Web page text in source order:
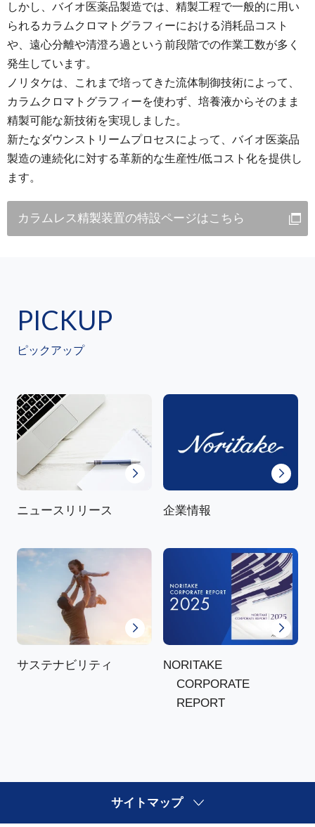
しかし、バイオ医薬品製造では、精製工程で一般的に用い
られるカラムクロマトグラフィーにおける消耗品コスト
や、遠心分離や清澄ろ過という前段階での作業工数が多く
発生しています。
ノリタケは、これまで培ってきた流体制御技術によって、
カラムクロマトグラフィーを使わず、培養液からそのまま
精製可能な新技術を実現しました。
新たなダウンストリームプロセスによって、バイオ医薬品
製造の連続化に対する革新的な生産性/低コスト化を提供し
ます。
カラムレス精製装置の特設ページはこちら
PICKUP
ピックアップ
ニュースリリース 企業情報
サステナビリティ
NORITAKE
CORPORATE
REPORT
サイトマップ